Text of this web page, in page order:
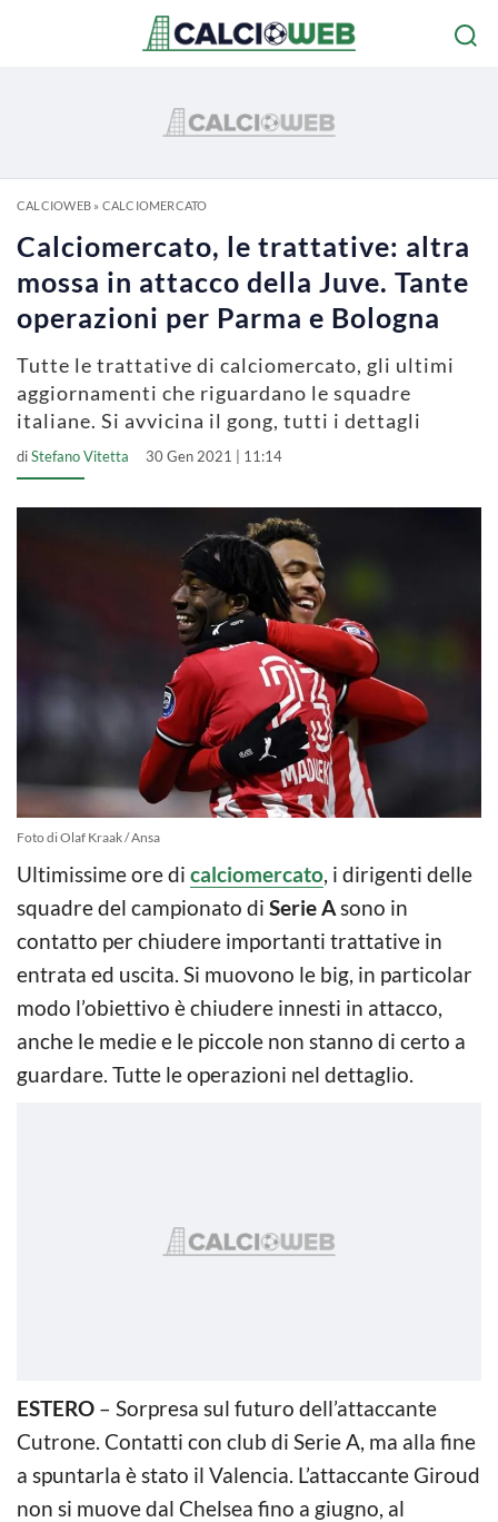
CALCIOWEB» CALCIOMERCATO
Calciomercato, le trattative: altra
mossa in attacco della Juve. Tante
operazioni per Parma e Bologna
Tutte le trattative di calciomercato, gli ultimi
aggiornamenti che riguardano le squadre
italiane. Si avvicina il gong, tutti i dettagli
diStefano Vitetta 30 Gen 2021 | 11:14
Foto di Olaf Kraak / Ansa
Ultimissime ore di calciomercato, i dirigenti delle
squadre del campionato di Serie Asono in
contatto per chiudere importanti trattative in
entrata ed uscita. Si muovono le big, in particolar
modo l’obiettivo è chiudere innesti in attacco,
anche le medie e le piccole non stanno di certo a
guardare. Tutte le operazioni nel dettaglio.
ESTERO – Sorpresa sul futuro dell’attaccante
Cutrone. Contatti con club di Serie A, ma alla fine
a spuntarla è stato il Valencia. L’attaccante Giroud
non si muove dal Chelsea fino a giugno, al